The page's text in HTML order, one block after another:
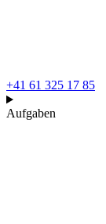
+41 61 325 17 85
Aufgaben